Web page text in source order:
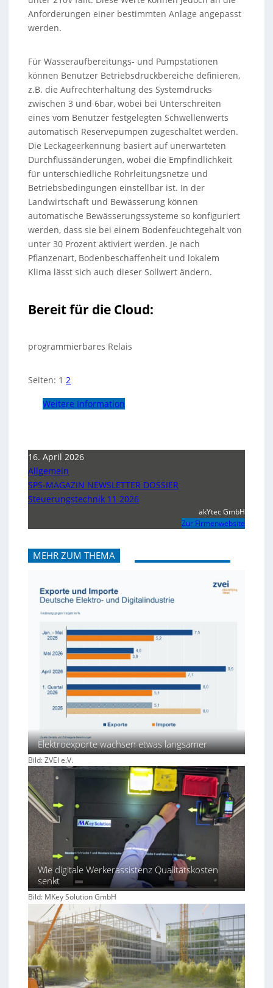
Anforderungen einer bestimmten Anlage angepasst
werden.
Für Wasseraufbereitungs- und Pumpstationen
können Benutzer Betriebsdruckbereiche definieren,
z.B. die Aufrechterhaltung des Systemdrucks
zwischen 3 und 6bar, wobei bei Unterschreiten
eines vom Benutzer festgelegten Schwellenwerts
automatisch Reservepumpen zugeschaltet werden.
Die Leckageerkennung basiert auf unerwarteten
Durchflussänderungen, wobei die Empfindlichkeit
für unterschiedliche Rohrleitungsnetze und
Betriebsbedingungen einstellbar ist. In der
Landwirtschaft und Bewässerung können
automatische Bewässerungssysteme so konfiguriert
werden, dass sie bei einem Bodenfeuchtegehalt von
unter 30 Prozent aktiviert werden. Je nach
Pflanzenart, Bodenbeschaffenheit und lokalem
Klima lässt sich auch dieser Sollwert ändern.
Bereit für die Cloud:
programmierbares Relais
Seiten: 1 2
Weitere Information
16. April 2026
Allgemein
SPS-MAGAZIN NEWSLETTER DOSSIER
Steuerungstechnik 11 2026
akYtec GmbH
Zur Firmenwebsite
MEHR ZUM THEMA
Elektroexporte wachsen etwas langsamer
Bild: ZVEI e.V.
Wie digitale Werkerassistenz Qualitätskosten
senkt
Bild: MKey Solution GmbH